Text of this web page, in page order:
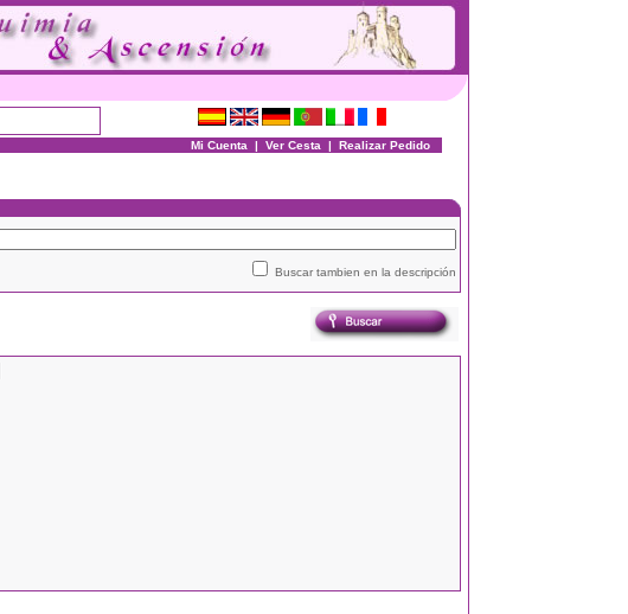
Mi Cuenta | Ver Cesta | Realizar Pedido
Buscar tambien en la descripción